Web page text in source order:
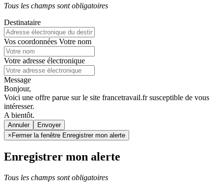
Tous les champs sont obligatoires
Destinataire
Vos coordonnées Votre nom
Votre adresse électronique
Message
Bonjour,
Voici une offre parue sur le site francetravail.fr susceptible de vous
intéresser.
A bientôt.
Annuler
× Fermer la fenêtre Enregistrer mon alerte
Enregistrer mon alerte
Tous les champs sont obligatoires